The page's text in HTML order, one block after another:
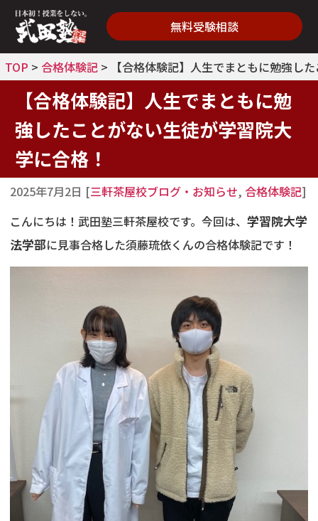
無料受験相談
TOP > 合格体験記 > 【合格体験記】人生でまともに勉強し
【合格体験記】人生でまともに勉
強したことがない生徒が学習院大
学に合格！
2025年7月2日 [三軒茶屋校ブログ・お知らせ, 合格体験記]
こんにちは！武田塾三軒茶屋校です。今回は、 学習院大学
法学部に見事合格した須藤琉依くんの合格体験記です！